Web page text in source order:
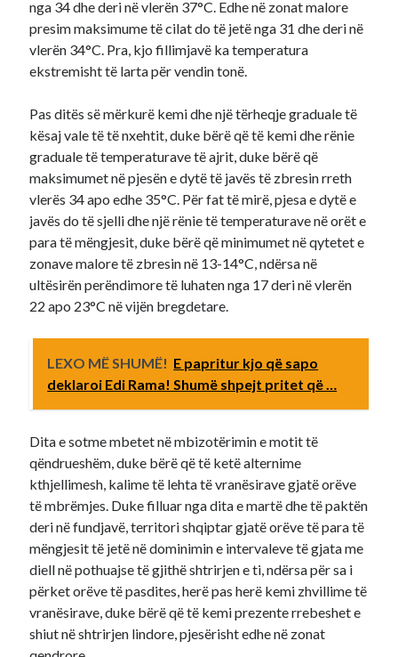
nga 34 dhe deri në vlerën 37°C. Edhe në zonat malore
presim maksimume të cilat do të jetë nga 31 dhe deri në
vlerën 34°C. Pra, kjo fillimjavë ka temperatura
ekstremisht të larta për vendin tonë.
Pas ditës së mërkurë kemi dhe një tërheqje graduale të
kësaj vale të të nxehtit, duke bërë që të kemi dhe rënie
graduale të temperaturave të ajrit, duke bërë që
maksimumet në pjesën e dytë të javës të zbresin rreth
vlerës 34 apo edhe 35°C. Për fat të mirë, pjesa e dytë e
javës do të sjelli dhe një rënie të temperaturave në orët e
para të mëngjesit, duke bërë që minimumet në qytetet e
zonave malore të zbresin në 13-14°C, ndërsa në
ultësirën perëndimore të luhaten nga 17 deri në vlerën
22 apo 23°C në vijën bregdetare.
LEXO MË SHUMË! E papritur kjo që sapo
deklaroi Edi Rama! Shumë shpejt pritet që …
Dita e sotme mbetet në mbizotërimin e motit të
qëndrueshëm, duke bërë që të ketë alternime
kthjellimesh, kalime të lehta të vranësirave gjatë orëve
të mbrëmjes. Duke filluar nga dita e martë dhe të paktën
deri në fundjavë, territori shqiptar gjatë orëve të para të
mëngjesit të jetë në dominimin e intervaleve të gjata me
diell në pothuajse të gjithë shtrirjen e ti, ndërsa për sa i
përket orëve të pasdites, herë pas herë kemi zhvillime të
vranësirave, duke bërë që të kemi prezente rrebeshet e
shiut në shtrirjen lindore, pjesërisht edhe në zonat